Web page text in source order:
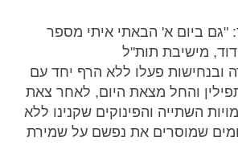
"גם ביום א' הבאתי איתי מספר
מישיבת תות"ל
פעלו ללא הרף יחד עם
והחל מצאת היום, לאחר צאת
השתייה והפינוקים שקנינו ללא
שמוסרים את נפשם על שמירת